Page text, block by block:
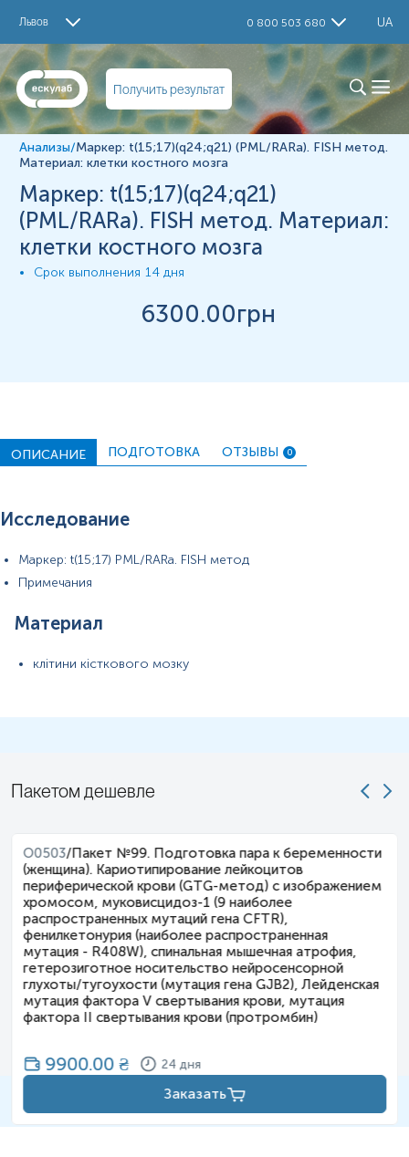
Львов 0 800 503 680 UA
Получить результат
Маркер: t(15;17) PML/RARa. FISH метод
Примечания
Материал
клітини кісткового мозку
измерений могут изменяться в соответствии с
изменением тест-систем.
Анализы/Маркер: t(15;17)(q24;q21) (PML/RARa). FISH метод.
Материал: клетки костного мозга
Маркер: t(15;17)(q24;q21)
(PML/RARa). FISH метод. Материал:
клетки костного мозга
Срок выполнения 14 дня
6300.00грн
ОПИСАНИЕ ПОДГОТОВКА ОТЗЫВЫ 0
Исследование
Маркер: t(15;17) PML/RARa. FISH метод
Примечания
Материал
клітини кісткового мозку
Пакетом дешевле
O0503/Пакет №99. Подготовка пара к беременности
(женщина). Кариотипирование лейкоцитов
периферической крови (GTG-метод) с изображением
хромосом, муковисцидоз-1 (9 наиболее
распространенных мутаций гена CFTR),
фенилкетонурия (наиболее распространенная
мутация - R408W), спинальная мышечная атрофия,
гетерозиготное носительство нейросенсорной
глухоты/тугоухости (мутация гена GJB2), Лейденская
мутация фактора V свертывания крови, мутация
фактора II свертывания крови (протромбин)
9900.00₴ 24 дня
Заказать